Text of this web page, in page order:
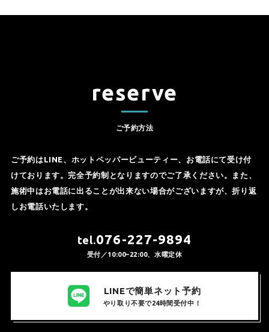
reserve
ご予約方法
ご予約はLINE、ホットペッパービューティー、お電話にて受け付
けております。完全予約制となりますのでご了承ください。また、
施術中はお電話に出ることが出来ない場合がございますが、折り返
しお電話いたします。
tel.076-227-9894
受付／10:00~22:00、水曜定休
LINEで簡単ネット予約
やり取り不要で24時間受付中！